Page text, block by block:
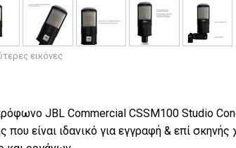
εικόνες
JBL Commercial CSSM100 Studio
που είναι ιδανικό για εγγραφή & επί